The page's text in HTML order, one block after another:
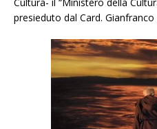
presieduto dal Card. Gianfranco